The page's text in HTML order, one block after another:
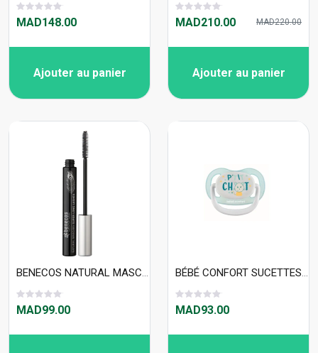
MAD148.00
Ajouter au panier
MAD210.00 MAD220.00
Ajouter au panier
BENECOS NATURAL MASCARA SUPER LONG LASHES - CARBON BLACK 8ML
MAD99.00
BÉBÉ CONFORT SUCETTES PHYSIO AIR CONF - 6/18 M - PETIT CHAT SIL X2 - 6785
MAD93.00